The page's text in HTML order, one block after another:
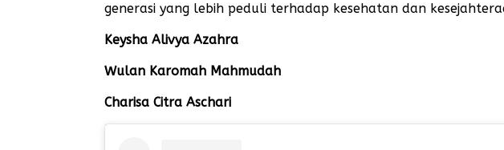
generasi yang lebih peduli terhadap kesehatan dan
Keysha Alivya Azahra
Wulan Karomah Mahmudah
Charisa Citra Aschari